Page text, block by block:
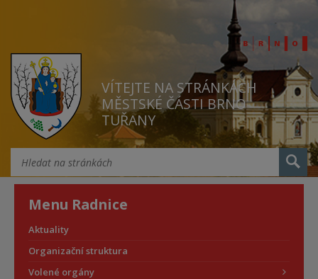
VÍTEJTE NA STRÁNKÁCH
MĚSTSKÉ ČÁSTI BRNO
TUŘANY
Menu Radnice
Aktuality
Organizační struktura
Volené orgány